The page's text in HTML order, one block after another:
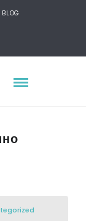
BLOG